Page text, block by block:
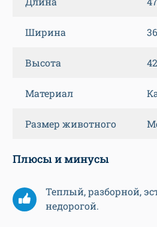
Ширина
Высота
Материал
Размер животного
Плюсы и минусы
Теплый, разборной,
недорогой.